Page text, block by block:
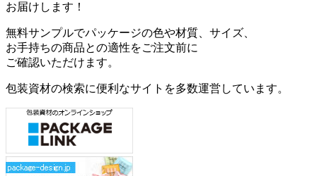
お届けします！
無料サンプルでパッケージの色や材質、サイズ、
お手持ちの商品との適性をご注文前に
ご確認いただけます。
包装資材の検索に便利なサイトを多数運営しています。